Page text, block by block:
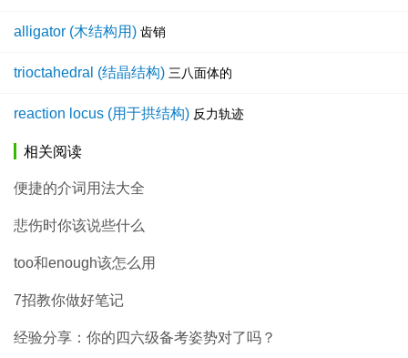
alligator (木结构用) 齿销
trioctahedral (结晶结构) 三八面体的
reaction locus (用于拱结构) 反力轨迹
相关阅读
便捷的介词用法大全
悲伤时你该说些什么
too和enough该怎么用
7招教你做好笔记
经验分享：你的四六级备考姿势对了吗？